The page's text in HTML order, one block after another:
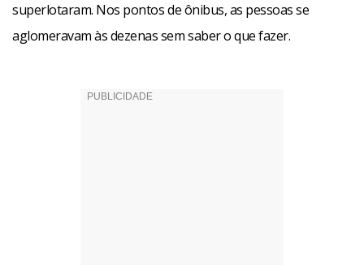
superlotaram. Nos pontos de ônibus, as pessoas se
aglomeravam às dezenas sem saber o que fazer.